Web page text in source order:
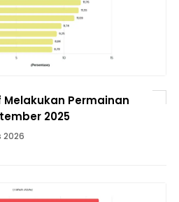
Melakukan Permainan
2025
2026